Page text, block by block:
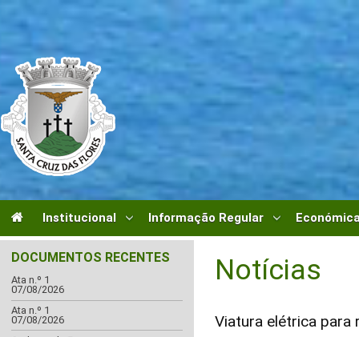
Institucional Informação Regular
DOCUMENTOS RECENTES
Ata n.º 1
07/08/2026
Ata n.º 1
07/08/2026
Notícias
Viatura elétrica para